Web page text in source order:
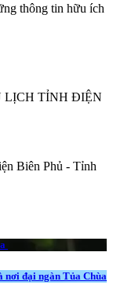
thông tin hữu ích
LỊCH TỈNH ĐIỆN
Biên Phủ - Tỉnh
nơi đại ngàn Tủa Chùa